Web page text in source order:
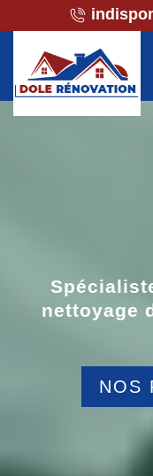
nettoyage
NOS